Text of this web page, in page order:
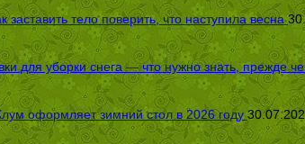
тело поверить, что наступила весна
для уборки снега — что нужно знать, прежде
оформляет зимний стол в 2026 году